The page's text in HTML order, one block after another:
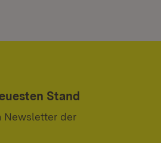
Stand
Newsletter der